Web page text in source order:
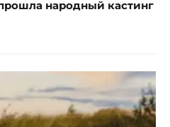
народный кастинг